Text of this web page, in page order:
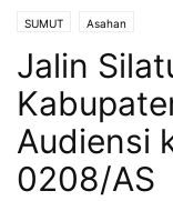
SUMUT Asahan
Jalin
Audiensi
0208/AS